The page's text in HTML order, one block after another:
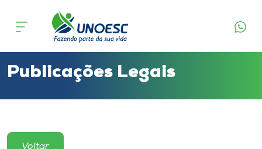
Cursos
Atendimento ao Estudante
Publicações Legais
Voltar